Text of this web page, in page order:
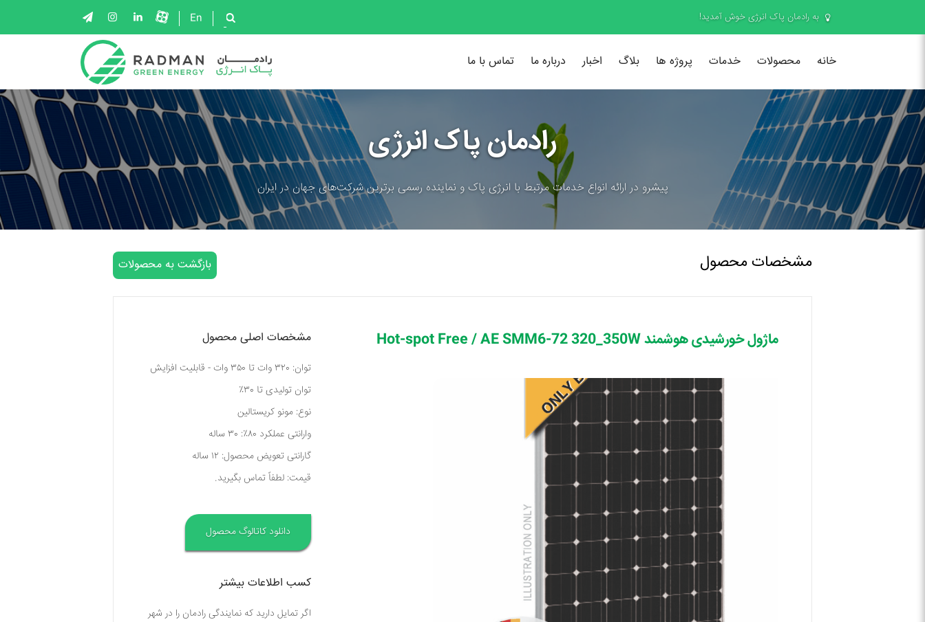
به رادمان پاک انرژی خوش آمدید! En
خانه محصولات خدمات پروژه ها بلاگ اخبار درباره ما تماس با ما
رادمان پاک انرژی
پیشرو در ارائه انواع خدمات مرتبط با انرژی پاک و نماینده رسمی برترین شرکت‌های جهان در ایران
مشخصات محصول بازگشت به محصولات
ماژول خورشیدی هوشمند Hot-spot Free / AE SMM6-72 320_350W مشخصات اصلی محصول
توان: ۳۲۰ وات تا ۳۵۰ وات - قابلیت افزایش
توان تولیدی تا ۳۰٪
نوع: مونو کریستالین
وارانتی عملکرد ۸۰٪: ۳۰ ساله
گارانتی تعویض محصول: ۱۲ ساله
قیمت: لطفاً تماس بگیرید.
دانلود کاتالوگ محصول
کسب اطلاعات بیشتر
اگر تمایل دارید که نمایندگی رادمان را در شهر